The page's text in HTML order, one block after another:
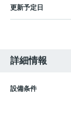
更新予定日
詳細情報
設備条件